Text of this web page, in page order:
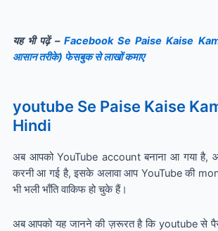
यह भी पढ़ें – Facebook Se Paise Kaise
आसान तरीके) फेसबुक से लाखों कमाए
youtube Se Paise Kaise
Hindi
अब आपको YouTube account बनाना आ गया है,
करनी आ गई है, इसके अलावा आप YouTube की
भी भली भाँति वाकिफ हो चुके हैं।
अब आपको यह जानने की ज़रूरत है कि youtube से पैसे